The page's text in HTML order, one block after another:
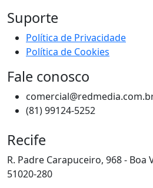
Suporte
Política de Privacidade
Política de Cookies
Fale conosco
(81) 99124-5252
Recife
R. Padre Carapuceiro, 968 - Boa
51020-280